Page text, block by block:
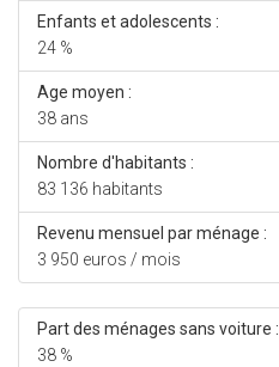
Enfants et adolescents :
24 %
Age moyen :
38 ans
Nombre d'habitants :
83 136 habitants
Revenu mensuel par ménage :
3 950 euros / mois
Part des ménages sans voiture :
38 %